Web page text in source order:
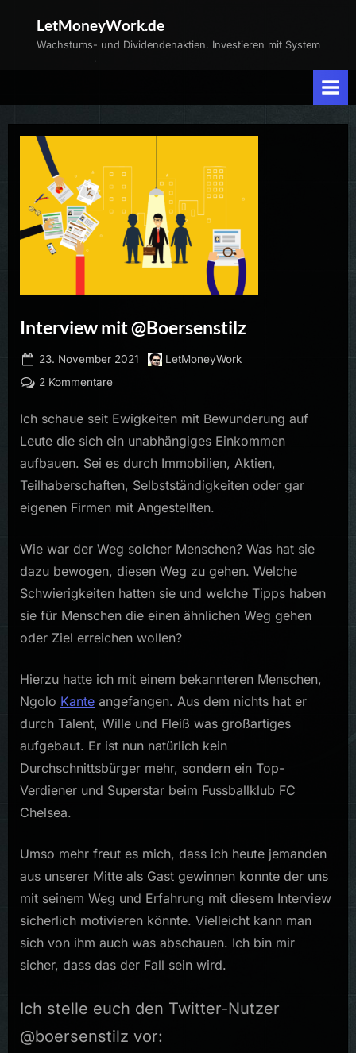
LetMoneyWork.de
Wachstums- und Dividendenaktien. Investieren mit System
Interview mit @Boersenstilz
Posted
on
23. November 2021 By
LetMoneyWork
2 Kommentarezu
mit
@Boersenstilz
Ich schaue seit Ewigkeiten mit Bewunderung auf
Leute die sich ein unabhängiges Einkommen
aufbauen. Sei es durch Immobilien, Aktien,
Teilhaberschaften, Selbstständigkeiten oder gar
eigenen Firmen mit Angestellten.
Wie war der Weg solcher Menschen? Was hat sie
dazu bewogen, diesen Weg zu gehen. Welche
Schwierigkeiten hatten sie und welche Tipps haben
sie für Menschen die einen ähnlichen Weg gehen
oder Ziel erreichen wollen?
Hierzu hatte ich mit einem bekannteren Menschen,
Ngolo Kante angefangen. Aus dem nichts hat er
durch Talent, Wille und Fleiß was großartiges
aufgebaut. Er ist nun natürlich kein
Durchschnittsbürger mehr, sondern ein Top-
Verdiener und Superstar beim Fussballklub FC
Chelsea.
Umso mehr freut es mich, dass ich heute jemanden
aus unserer Mitte als Gast gewinnen konnte der uns
mit seinem Weg und Erfahrung mit diesem Interview
sicherlich motivieren könnte. Vielleicht kann man
sich von ihm auch was abschauen. Ich bin mir
sicher, dass das der Fall sein wird.
Ich stelle euch den Twitter-Nutzer
@boersenstilz vor: